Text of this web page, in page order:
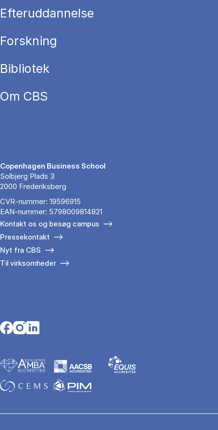
Efteruddannelse
Forskning
Bibliotek
Om CBS
Copenhagen Business School
Solbjerg Plads 3
2000 Frederiksberg
CVR-nummer: 19596915
EAN-nummer: 5798009814821
Kontakt os og besøg campus
Pressekontakt
Nyt fra CBS
Til virksomheder
Opens in a new tab
Opens in a new tab
Opens in a new tab